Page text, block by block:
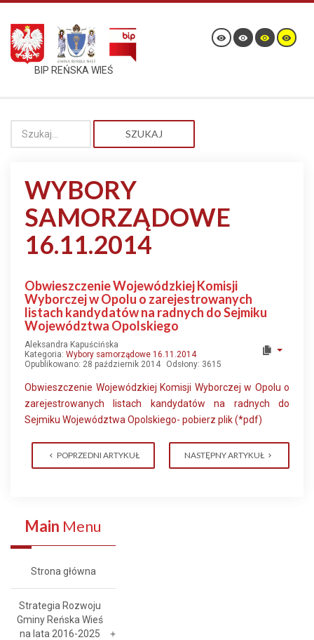
BIP REŃSKA WIEŚ
SZUKAJ
WYBORY
SAMORZĄDOWE
16.11.2014
Obwieszczenie Wojewódzkiej Komisji
Wyborczej w Opolu o zarejestrowanych
listach kandydatów na radnych do Sejmiku
Województwa Opolskiego
Aleksandra Kapuścińska
Kategoria: Wybory samorządowe 16.11.2014
Opublikowano: 28 październik 2014
Odsłony: 3615
Obwieszczenie Wojewódzkiej Komisji Wyborczej w Opolu o
zarejestrowanych listach kandydatów na radnych do
Sejmiku Województwa Opolskiego- pobierz plik (*pdf)
POPRZEDNI ARTYKUŁ NASTĘPNY ARTYKUŁ
Main Menu
Strona główna
Strategia Rozwoju
Gminy Reńska Wieś
na lata 2016-2025